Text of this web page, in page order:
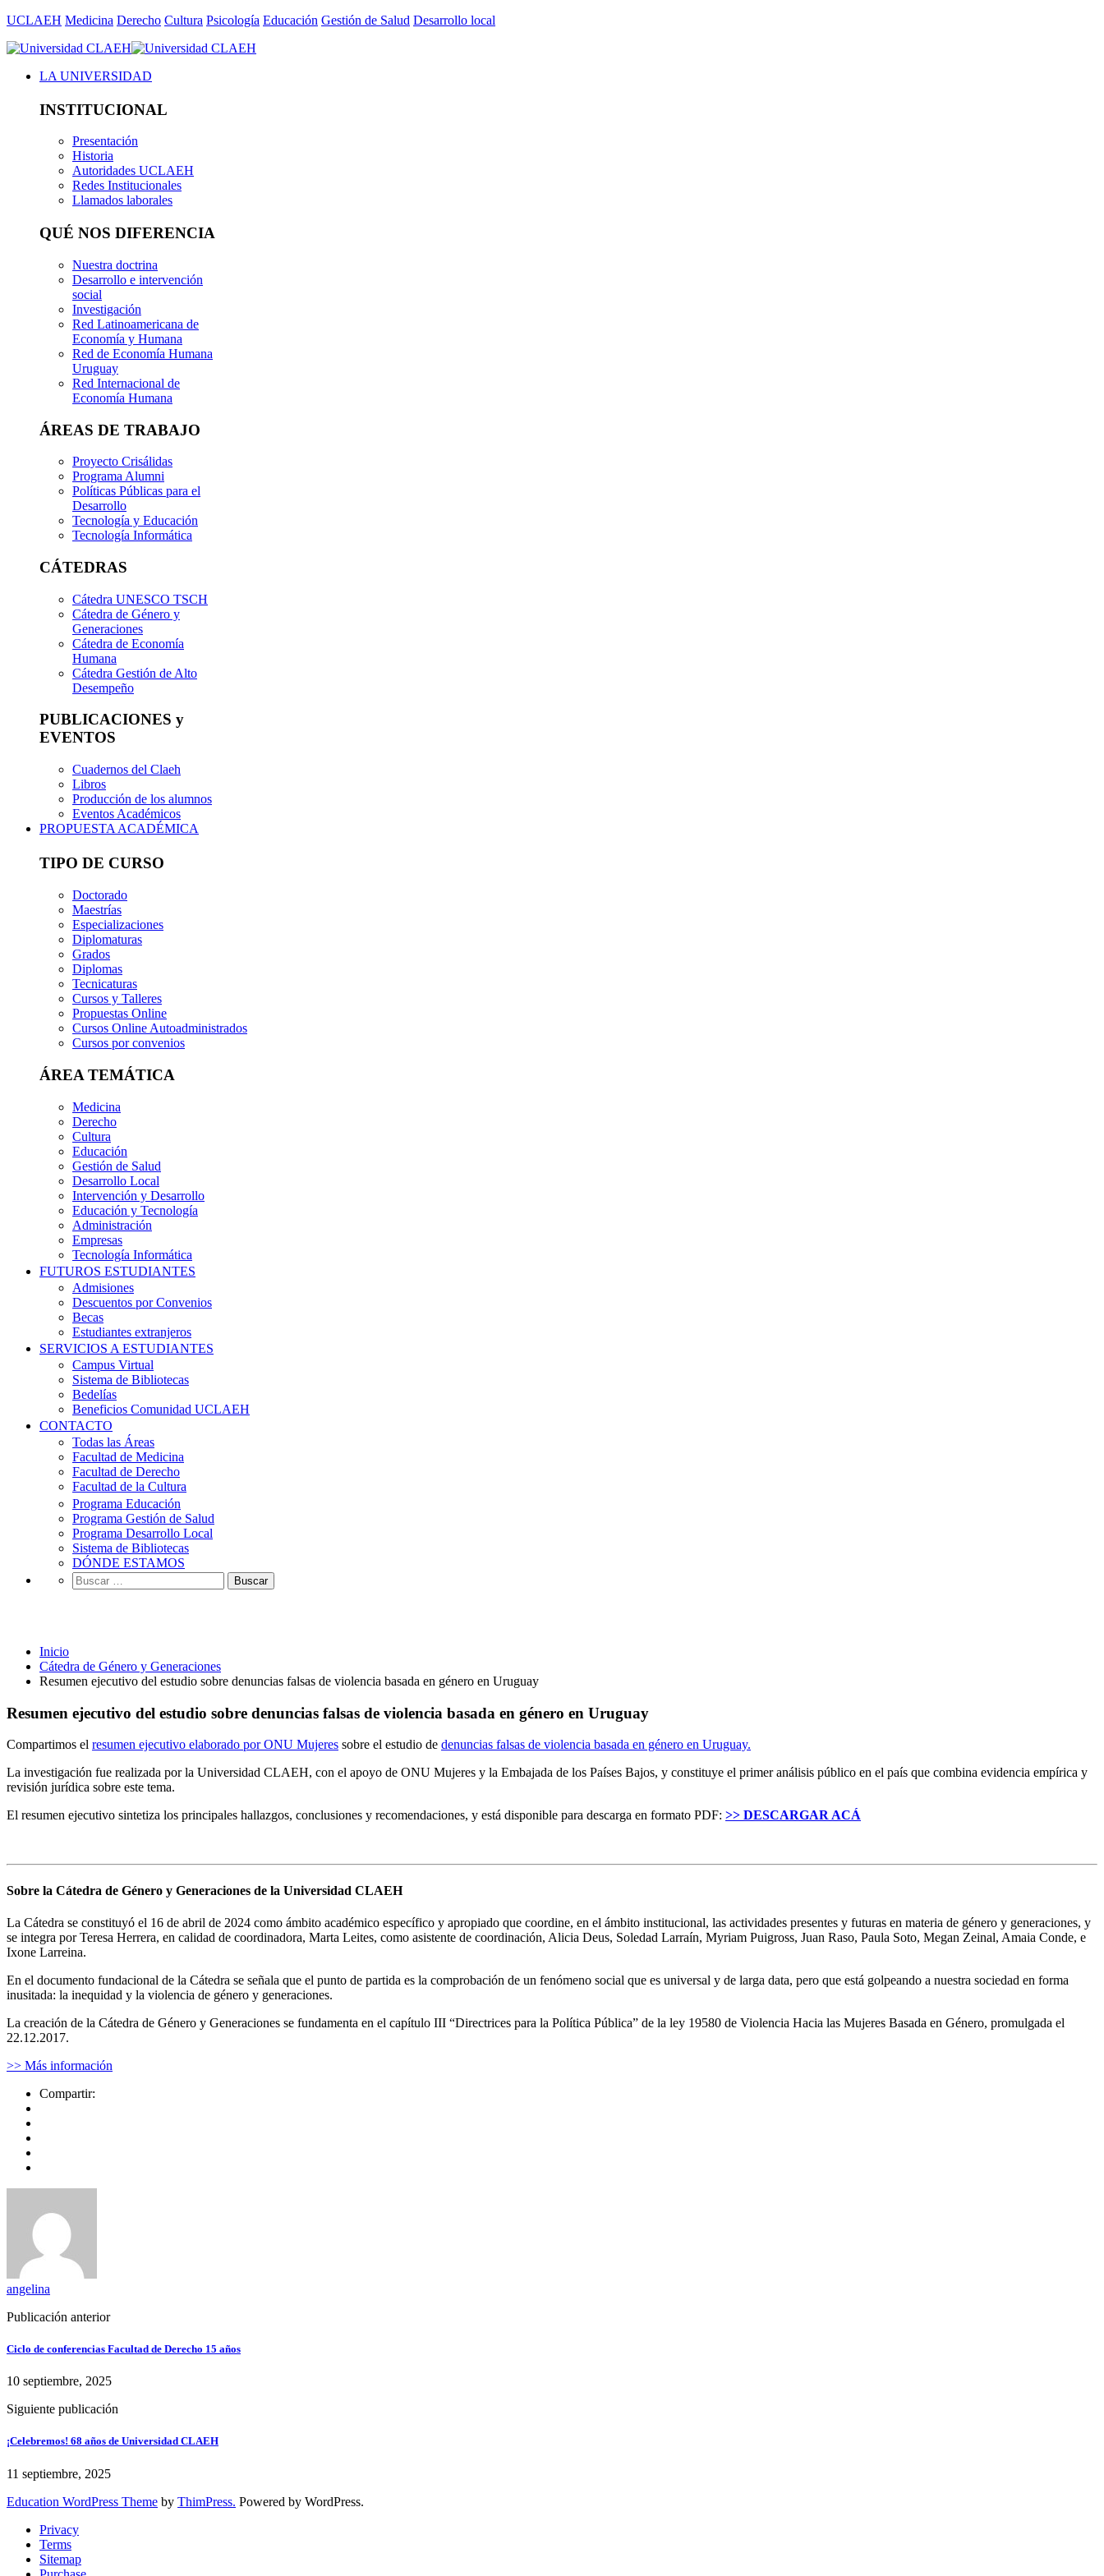
UCLAEH Medicina Derecho Cultura Psicología Educación Gestión de Salud Desarrollo local
LA UNIVERSIDAD
INSTITUCIONAL
Presentación
Historia
Autoridades UCLAEH
Redes Institucionales
Llamados laborales
QUÉ NOS DIFERENCIA
Nuestra doctrina
Desarrollo e intervención
social
Investigación
Red Latinoamericana de
Economía y Humana
Red de Economía Humana
Uruguay
Red Internacional de
Economía Humana
ÁREAS DE TRABAJO
Proyecto Crisálidas
Programa Alumni
Políticas Públicas para el
Desarrollo
Tecnología y Educación
Tecnología Informática
CÁTEDRAS
Cátedra UNESCO TSCH
Cátedra de Género y
Generaciones
Cátedra de Economía
Humana
Cátedra Gestión de Alto
Desempeño
PUBLICACIONES y
EVENTOS
Cuadernos del Claeh
Libros
Producción de los alumnos
Eventos Académicos
PROPUESTA ACADÉMICA
TIPO DE CURSO
Doctorado
Maestrías
Especializaciones
Diplomaturas
Grados
Diplomas
Tecnicaturas
Cursos y Talleres
Propuestas Online
Cursos Online Autoadministrados
Cursos por convenios
ÁREA TEMÁTICA
Medicina
Derecho
Cultura
Educación
Gestión de Salud
Desarrollo Local
Intervención y Desarrollo
Educación y Tecnología
Administración
Empresas
Tecnología Informática
FUTUROS ESTUDIANTES
Admisiones
Descuentos por Convenios
Becas
Estudiantes extranjeros
SERVICIOS A ESTUDIANTES
Campus Virtual
Sistema de Bibliotecas
Bedelías
Beneficios Comunidad UCLAEH
CONTACTO
Todas las Áreas
Facultad de Medicina
Facultad de Derecho
Facultad de la Cultura
Programa Educación
Programa Gestión de Salud
Programa Desarrollo Local
Sistema de Bibliotecas
DÓNDE ESTAMOS
Buscar:
Inicio
Cátedra de Género y Generaciones
Resumen ejecutivo del estudio sobre denuncias falsas de violencia basada en género en Uruguay
Resumen ejecutivo del estudio sobre denuncias falsas de violencia basada en género en Uruguay
Compartimos el resumen ejecutivo elaborado por ONU Mujeres sobre el estudio de denuncias falsas de violencia basada en género en Uruguay.
La investigación fue realizada por la Universidad CLAEH, con el apoyo de ONU Mujeres y la Embajada de los Países Bajos, y constituye el primer análisis público en el país que combina evidencia empírica y
revisión jurídica sobre este tema.
El resumen ejecutivo sintetiza los principales hallazgos, conclusiones y recomendaciones, y está disponible para descarga en formato PDF: >> DESCARGAR ACÁ
Sobre la Cátedra de Género y Generaciones de la Universidad CLAEH
La Cátedra se constituyó el 16 de abril de 2024 como ámbito académico específico y apropiado que coordine, en el ámbito institucional, las actividades presentes y futuras en materia de género y generaciones, y
se integra por Teresa Herrera, en calidad de coordinadora, Marta Leites, como asistente de coordinación, Alicia Deus, Soledad Larraín, Myriam Puigross, Juan Raso, Paula Soto, Megan Zeinal, Amaia Conde, e
Ixone Larreina.
En el documento fundacional de la Cátedra se señala que el punto de partida es la comprobación de un fenómeno social que es universal y de larga data, pero que está golpeando a nuestra sociedad en forma
inusitada: la inequidad y la violencia de género y generaciones.
La creación de la Cátedra de Género y Generaciones se fundamenta en el capítulo III “Directrices para la Política Pública” de la ley 19580 de Violencia Hacia las Mujeres Basada en Género, promulgada el
22.12.2017.
>> Más información
Compartir:
angelina
Publicación anterior
Ciclo de conferencias Facultad de Derecho 15 años
10 septiembre, 2025
Siguiente publicación
¡Celebremos! 68 años de Universidad CLAEH
11 septiembre, 2025
Education WordPress Theme by ThimPress. Powered by WordPress.
Privacy
Terms
Sitemap